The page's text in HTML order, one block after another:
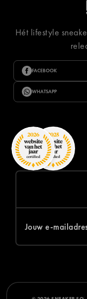
Hét lifestyle
FACEBOOK
WHATSAPP